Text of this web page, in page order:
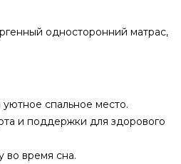
односторонний матрас,
спальное место.
и поддержки для здорового
во время сна.